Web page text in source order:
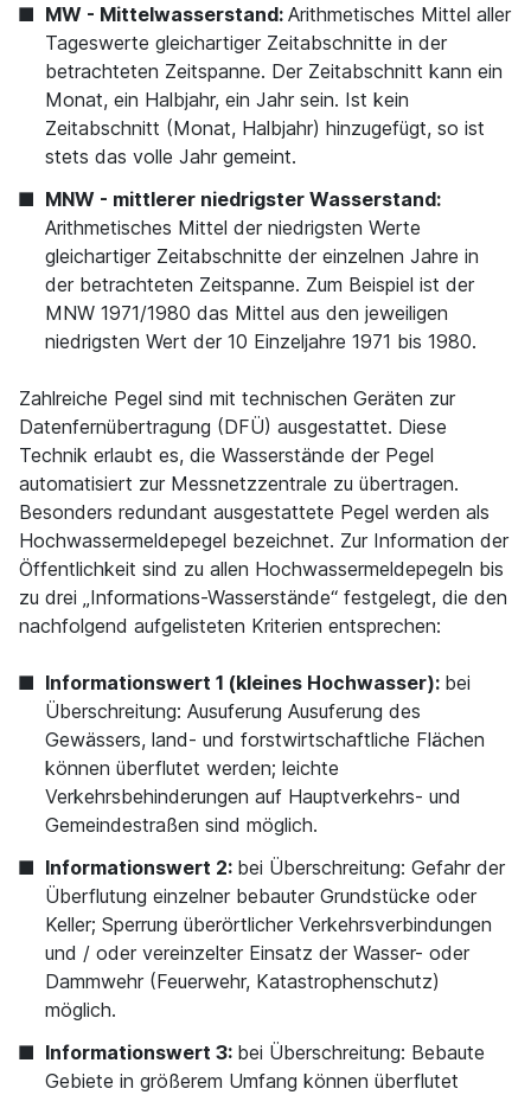
MW - Mittelwasserstand: Arithmetisches Mittel aller
Tageswerte gleichartiger Zeitabschnitte in der
betrachteten Zeitspanne. Der Zeitabschnitt kann ein
Monat, ein Halbjahr, ein Jahr sein. Ist kein
Zeitabschnitt (Monat, Halbjahr) hinzugefügt, so ist
stets das volle Jahr gemeint.
MNW - mittlerer niedrigster Wasserstand:
Arithmetisches Mittel der niedrigsten Werte
gleichartiger Zeitabschnitte der einzelnen Jahre in
der betrachteten Zeitspanne. Zum Beispiel ist der
MNW 1971/1980 das Mittel aus den jeweiligen
niedrigsten Wert der 10 Einzeljahre 1971 bis 1980.
Zahlreiche Pegel sind mit technischen Geräten zur
Datenfernübertragung (DFÜ) ausgestattet. Diese
Technik erlaubt es, die Wasserstände der Pegel
automatisiert zur Messnetzzentrale zu übertragen.
Besonders redundant ausgestattete Pegel werden als
Hochwassermeldepegel bezeichnet. Zur Information der
Öffentlichkeit sind zu allen Hochwassermeldepegeln bis
zu drei „Informations-Wasserstände“ festgelegt, die den
nachfolgend aufgelisteten Kriterien entsprechen:
Informationswert 1 (kleines Hochwasser): bei
Überschreitung: Ausuferung Ausuferung des
Gewässers, land- und forstwirtschaftliche Flächen
können überflutet werden; leichte
Verkehrsbehinderungen auf Hauptverkehrs- und
Gemeindestraßen sind möglich.
Informationswert 2: bei Überschreitung: Gefahr der
Überflutung einzelner bebauter Grundstücke oder
Keller; Sperrung überörtlicher Verkehrsverbindungen
und / oder vereinzelter Einsatz der Wasser- oder
Dammwehr (Feuerwehr, Katastrophenschutz)
möglich.
Informationswert 3: bei Überschreitung: Bebaute
Gebiete in größerem Umfang können überflutet